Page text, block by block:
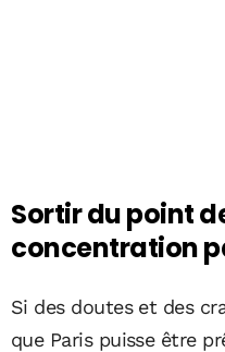
Sortir du point
concentration
Si des doutes et des
que Paris puisse être